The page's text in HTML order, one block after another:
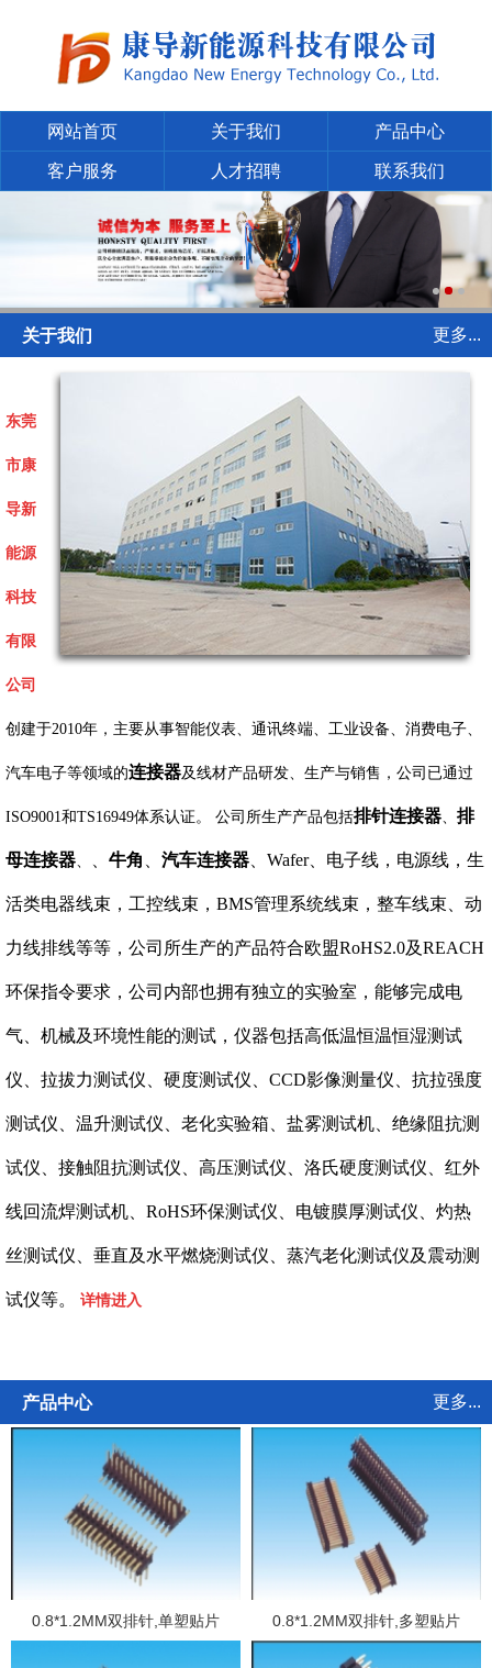
网站首页 关于我们 产品中心
客户服务 人才招聘 联系我们
关于我们 更多...
东莞
市康
导新
能源
科技
有限
公司
创建于2010年，主要从事智能仪表、通讯终端、工业设备、消费电子、
汽车电子等领域的连接器及线材产品研发、生产与销售，公司已通过
ISO9001和TS16949体系认证。 公司所生产产品包括排针连接器 排
母连接器 牛角 汽车连接器 、Wafer、电子线，电源线，生
活类电器线束，工控线束，BMS管理系统线束，整车线束、动
力线排线等等，公司所生产的产品符合欧盟RoHS2.0及REACH
环保指令要求，公司内部也拥有独立的实验室，能够完成电
气、机械及环境性能的测试，仪器包括高低温恒温恒湿测试
仪、拉拔力测试仪、硬度测试仪、CCD影像测量仪、抗拉强度
测试仪、温升测试仪、老化实验箱、盐雾测试机、绝缘阻抗测
试仪、接触阻抗测试仪、高压测试仪、洛氏硬度测试仪、红外
线回流焊测试机、RoHS环保测试仪、电镀膜厚测试仪、灼热
丝测试仪、垂直及水平燃烧测试仪、蒸汽老化测试仪及震动测
试仪等。 详情进入
产品中心 更多...
0.8*1.2MM双排针,单塑贴片 0.8*1.2MM双排针,多塑贴片